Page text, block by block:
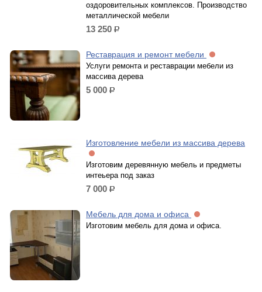
оздоровительных комплексов. Производство
металлической мебели
13 250 р.
Реставрация и ремонт мебели
Услуги ремонта и реставрации мебели из
массива дерева
5 000 р.
Изготовление мебели из массива дерева
Изготовим деревянную мебель и предметы
интеьера под заказ
7 000 р.
Мебель для дома и офиса
Изготовим мебель для дома и офиса.